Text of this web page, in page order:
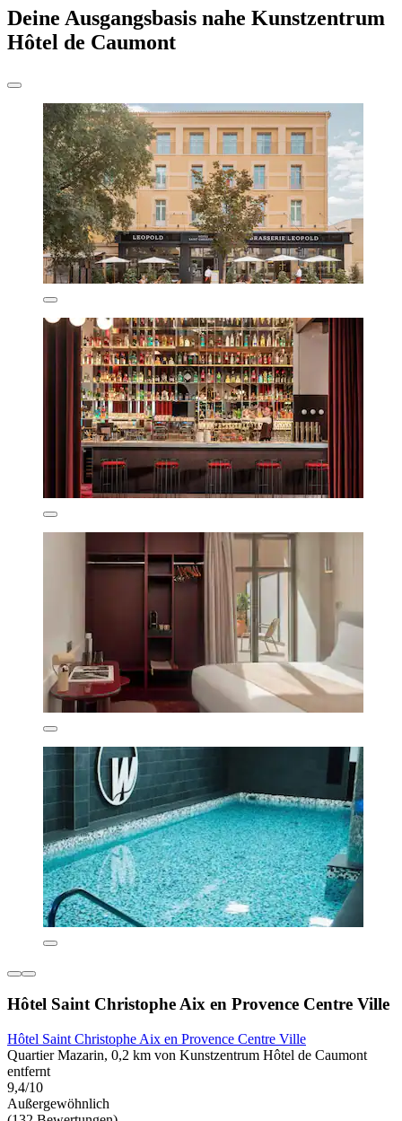
Deine Ausgangsbasis nahe Kunstzentrum
Hôtel de Caumont
Hôtel Saint Christophe Aix en Provence Centre Ville
Hôtel Saint Christophe Aix en Provence Centre Ville
Quartier Mazarin, 0,2 km von Kunstzentrum Hôtel de Caumont
entfernt
9,4/10
Außergewöhnlich